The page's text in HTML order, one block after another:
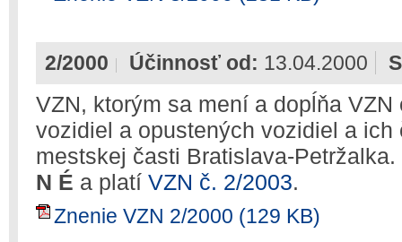
2/2000 Účinnosť od: 13.04.2000
VZN, ktorým sa mení a dopĺňa
vozidiel a opustených vozidiel a ich
mestskej časti Bratislava-
N É a platí VZN č. 2/2003.
Znenie VZN 2/2000 (129 KB)